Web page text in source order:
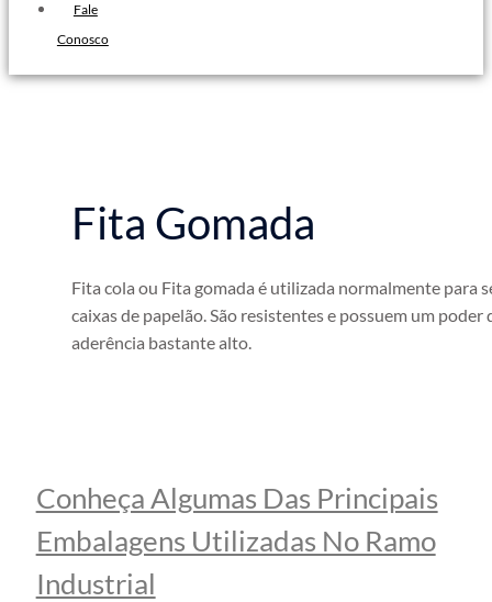
Fita Adesiva
Fita Adesiva Personalizada em
Fita Adesiva Personalizada no
Atacado
Fita Adesiva Personalizada para
Fita Adesiva Transparente
Fita de Arquear
Fale
Conosco
Fita Gomada
Fita cola ou Fita gomada é utilizada normalmente para
caixas de papelão. São resistentes e possuem um poder
aderência bastante alto.
Conheça Algumas Das Principais
Embalagens Utilizadas No Ramo
Industrial